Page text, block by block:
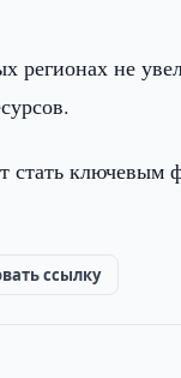
регионах не
стать ключевым
ссылку